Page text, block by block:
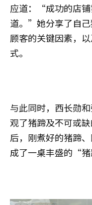
应道：“成功的店
道。”她分享了自
顾客的关键因素，
式。
与此同时，西长勋
观了猪蹄及不可或
后，刚煮好的猪蹄
成了一桌丰盛的“猪